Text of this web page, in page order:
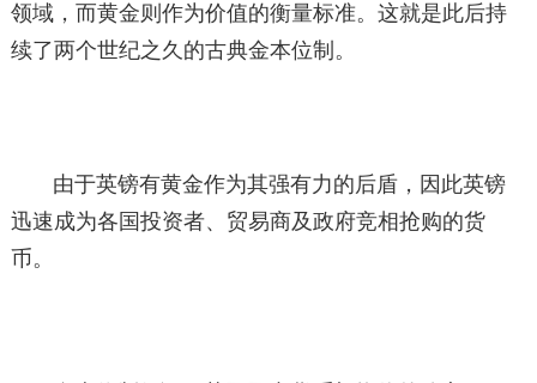
领域，而黄金则作为价值的衡量标准。这就是此后持
续了两个世纪之久的古典金本位制。
由于英镑有黄金作为其强有力的后盾，因此英镑
迅速成为各国投资者、贸易商及政府竞相抢购的货
币。